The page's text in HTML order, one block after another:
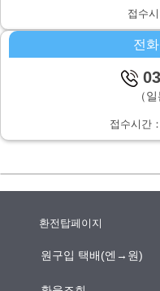
개인정보를 입력하는데에 앞
되지않을 경우가 있습니다.
쿠키나 web표시등을 통하여,
한 개인정보의 습득은 하지 않
접수
전
（
접수시간
환전탑페이지
원구입 택배(엔→원)